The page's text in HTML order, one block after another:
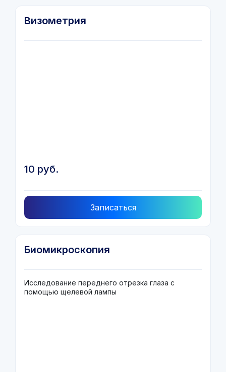
Визометрия
10 руб.
Записаться
Биомикроскопия
Исследование переднего отрезка глаза с
помощью щелевой лампы